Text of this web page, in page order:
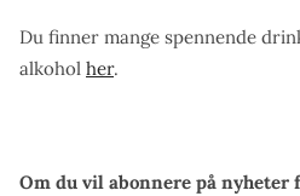
Du finner mange spennende
alkohol her.
Om du vil abonnere på nyheter